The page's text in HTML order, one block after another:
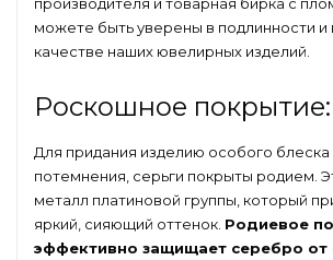
можете быть уверены в подлинности и
качестве наших ювелирных изделий.
Роскошное
Для придания изделию особого
потемнения, серьги покрыты родием.
металл платиновой группы, который
яркий, сияющий оттенок. Родиевое
эффективно защищает серебро от